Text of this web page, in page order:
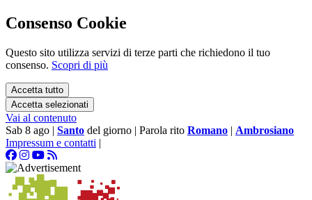
Consenso Cookie
Questo sito utilizza servizi di terze parti che richiedono il tuo
consenso. Scopri di più
Accetta tutto
Accetta selezionati
Vai al contenuto
Sab 8 ago | Santo del giorno | Parola rito Romano | Ambrosiano
Impressum e contatti |